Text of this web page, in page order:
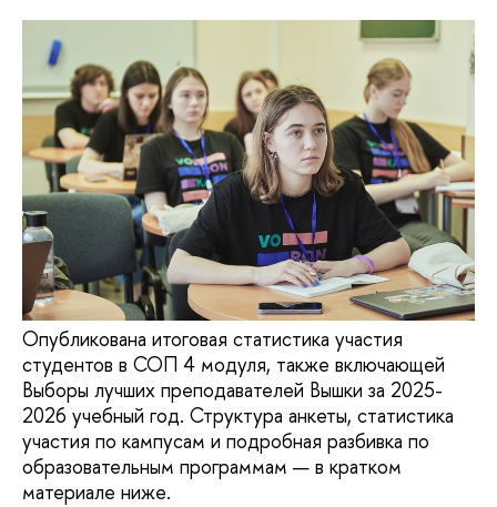
Опубликована итоговая статистика участия
студентов в СОП 4 модуля, также включающей
Выборы лучших преподавателей Вышки за 2025-
2026 учебный год. Структура анкеты, статистика
участия по кампусам и подробная разбивка по
образовательным программам — в кратком
материале ниже.